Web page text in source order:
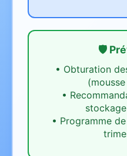
🛡️
• Obturation
•
• Programme